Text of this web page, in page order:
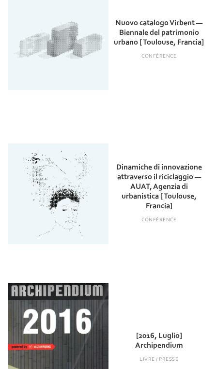
Nuovo catalogo Virbent —
Biennale del patrimonio
urbano [ Toulouse, Francia]
CONFÉRENCE
Dinamiche di innovazione
attraverso il riciclaggio —
AUAT, Agenzia di
urbanistica [ Toulouse,
Francia]
CONFÉRENCE
[2016, Luglio]
Archipendium
LIVRE / PRESSE